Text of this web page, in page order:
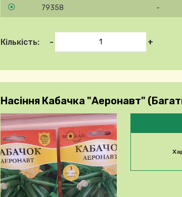
79358 -
Кількість: - +
Насіння Кабачка "Аеронавт"